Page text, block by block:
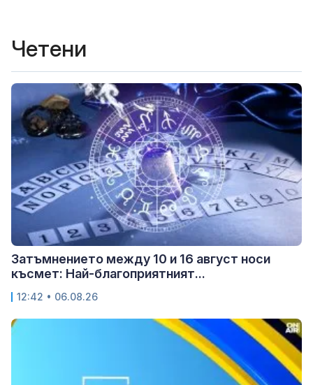
Четени
Затъмнението между 10 и 16 август носи
късмет: Най-благоприятният...
12:42 • 06.08.26